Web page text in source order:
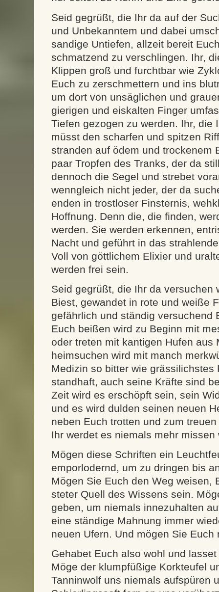
Seid gegrüßt, die Ihr da auf der
und Unbekanntem und dabei
sandige Untiefen, allzeit bereit
schmatzend zu verschlingen. Ihr,
Klippen groß und furchtbar wie
Euch zu zerschmettern und ins
um dort von unsäglichen und
gierigen und eiskalten Finger
Tiefen gezogen zu werden. Ihr, die
müsst den scharfen und spitzen
stranden auf ödem und trockenem
paar Tropfen des Tranks, der da
dennoch die Segel und strebet
wenngleich nicht jeder, der da
enden in trostloser Finsternis,
Hoffnung. Denn die, die finden,
werden. Sie werden erkennen,
Nacht und geführt in das
Voll von göttlichem Elixier und
werden frei sein.
Seid gegrüßt, die Ihr da versuchen
Biest, gewandet in rote und weiße
gefährlich und ständig versuchend
Euch beißen wird zu Beginn mit
oder treten mit kantigen Hufen aus
heimsuchen wird mit manch
Medizin so bitter wie grässilichstes
standhaft, auch seine Kräfte sind
Zeit wird es erschöpft sein, sein
und es wird dulden seinen neuen
neben Euch trotten und zum
Ihr werdet es niemals mehr missen
Mögen diese Schriften ein
emporlodernd, um zu dringen bis
Mögen Sie Euch den Weg weisen,
steter Quell des Wissens sein.
geben, um niemals innezuhalten
eine ständige Mahnung immer
neuen Ufern. Und mögen Sie
Gehabet Euch also wohl und
Möge der klumpfüßige Korkteufel
Tanninwolf uns niemals aufspüren